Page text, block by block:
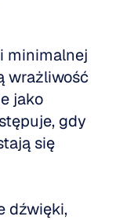
minimalnej
wrażliwość
jako
gdy
się
dźwięki,